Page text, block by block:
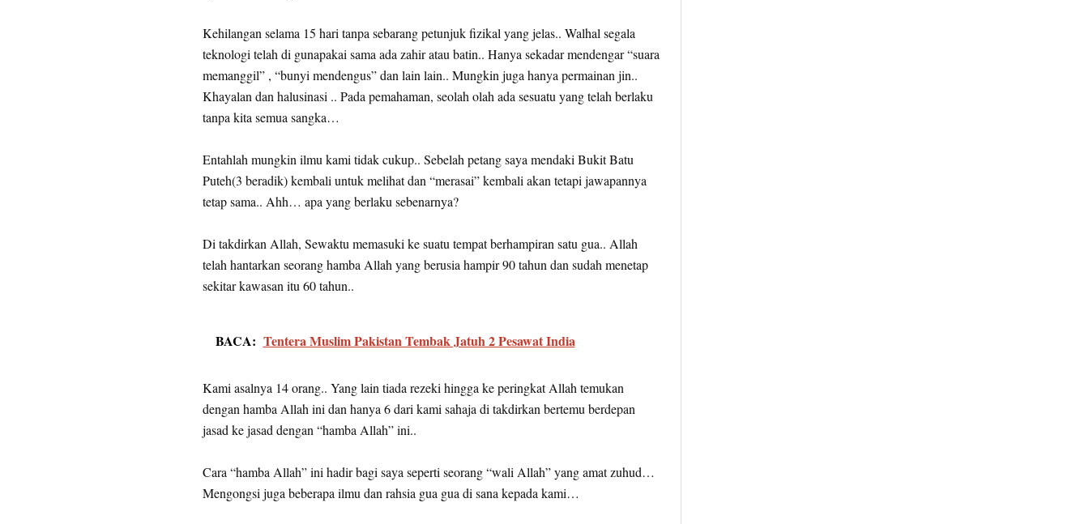
Kehilangan selama 15 hari tanpa sebarang petunjuk fizikal yang jelas.. Walhal segala
teknologi telah di gunapakai sama ada zahir atau batin.. Hanya sekadar mendengar “suara
memanggil” , “bunyi mendengus” dan lain lain.. Mungkin juga hanya permainan jin..
Khayalan dan halusinasi .. Pada pemahaman, seolah olah ada sesuatu yang telah berlaku
tanpa kita semua sangka…
Entahlah mungkin ilmu kami tidak cukup.. Sebelah petang saya mendaki Bukit Batu
Puteh(3 beradik) kembali untuk melihat dan “merasai” kembali akan tetapi jawapannya
tetap sama.. Ahh… apa yang berlaku sebenarnya?
Di takdirkan Allah, Sewaktu memasuki ke suatu tempat berhampiran satu gua.. Allah
telah hantarkan seorang hamba Allah yang berusia hampir 90 tahun dan sudah menetap
sekitar kawasan itu 60 tahun..
BACA: Tentera Muslim Pakistan Tembak Jatuh 2 Pesawat India
Kami asalnya 14 orang.. Yang lain tiada rezeki hingga ke peringkat Allah temukan
dengan hamba Allah ini dan hanya 6 dari kami sahaja di takdirkan bertemu berdepan
jasad ke jasad dengan “hamba Allah” ini..
Cara “hamba Allah” ini hadir bagi saya seperti seorang “wali Allah” yang amat zuhud…
Mengongsi juga beberapa ilmu dan rahsia gua gua di sana kepada kami…